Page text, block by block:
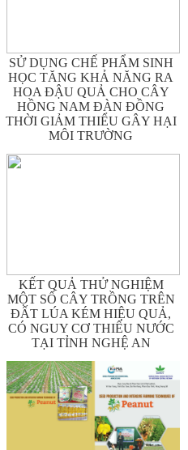
SỬ DỤNG CHẾ PHẨM SINH
HỌC TĂNG KHẢ NĂNG RA
HOA ĐẬU QUẢ CHO CÂY
HỒNG NAM ĐÀN ĐỒNG
THỜI GIẢM THIỂU GÂY HẠI
MÔI TRƯỜNG
KẾT QUẢ THỬ NGHIỆM
MỘT SỐ CÂY TRỒNG TRÊN
ĐẤT LÚA KÉM HIỆU QUẢ,
CÓ NGUY CƠ THIẾU NƯỚC
TẠI TỈNH NGHỆ AN